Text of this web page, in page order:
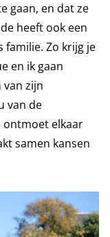
gaan, en dat ze
heeft ook een
familie. Zo krijg je
en ik gaan
van zijn
van de
ontmoet elkaar
samen kansen